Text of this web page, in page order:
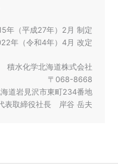
年（平成27年）2月 制定
年（令和4年）4月 改定
積水化学北海道株式会社
〒068-8668
道岩見沢市東町234番地
表取締役社長 岸谷 岳夫